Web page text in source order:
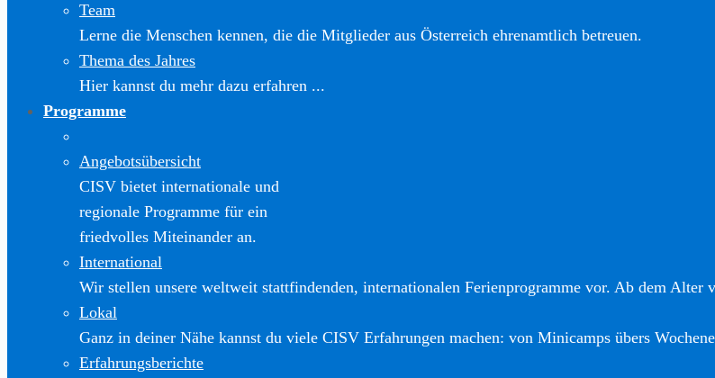
Team
Lerne die Menschen kennen, die die Mitglieder aus Österreich ehrenamtlich betreuen.
Thema des Jahres
Hier kannst du mehr dazu erfahren ...
Programme
Angebotsübersicht
CISV bietet internationale und
regionale Programme für ein
friedvolles Miteinander an.
International
Wir stellen unsere weltweit stattfindenden, internationalen Ferienprogramme vor. Ab dem Alter
Lokal
Ganz in deiner Nähe kannst du viele CISV Erfahrungen machen: von Minicamps übers
Erfahrungsberichte